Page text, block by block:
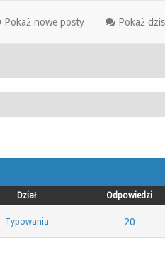
Pokaż nowe posty Pokaż
Dział Odpowiedzi
Typowania 20